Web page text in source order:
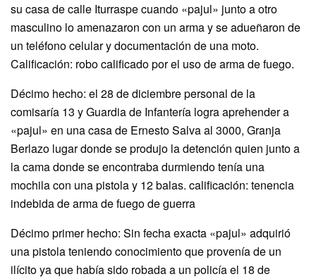
su casa de calle Iturraspe cuando «pajul» junto a otro
masculino lo amenazaron con un arma y se adueñaron de
un teléfono celular y documentación de una moto.
Calificación: robo calificado por el uso de arma de fuego.
Décimo hecho: el 28 de diciembre personal de la
comisaría 13 y Guardia de Infantería logra aprehender a
«pajul» en una casa de Ernesto Salva al 3000, Granja
Berlazo lugar donde se produjo la detención quien junto a
la cama donde se encontraba durmiendo tenía una
mochila con una pistola y 12 balas. calificación: tenencia
indebida de arma de fuego de guerra
Décimo primer hecho: Sin fecha exacta «pajul» adquirió
una pistola teniendo conocimiento que provenía de un
ilícito ya que había sido robada a un policía el 18 de